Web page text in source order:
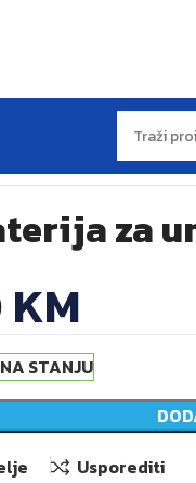
za
KM
STANJU
Usporediti